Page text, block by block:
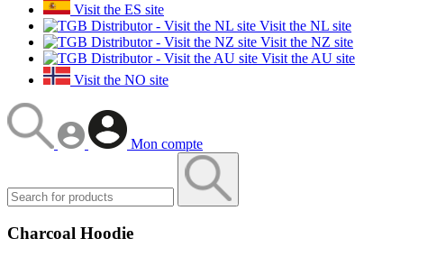
Visit the ES site
Visit the NL site
Visit the NZ site
Visit the AU site
Visit the NO site
Mon compte
Charcoal Hoodie